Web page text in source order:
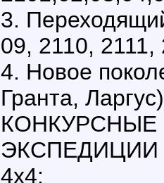
3.
09, 2110, 2111,
4. Новое
Гранта, Ларгус)
КОНКУРСНЫЕ
4х4: